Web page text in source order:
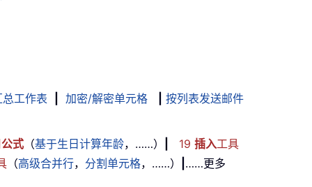
总工作表 加密/解密单元格 按列表发送邮件
公式 （基于生日计算年龄，……） 19 插入工具
（高级合并行， 分割单元格，……） ……更多